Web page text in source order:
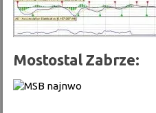
Mostostal Zabrze: